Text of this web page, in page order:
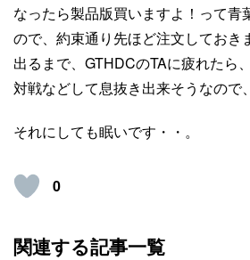
なったら製品版買いますよ！って青
ので、約束通り先ほど注文しておき
出るまで、GTHDCのTAに疲れたら
対戦などして息抜き出来そうなので
それにしても眠いです・・。
0
関連する記事一覧